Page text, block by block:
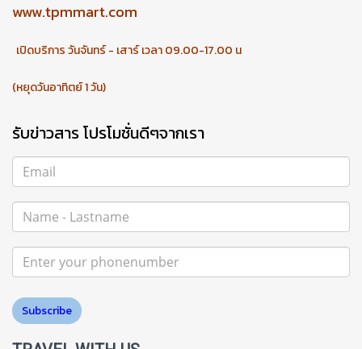
www.tpmmart.com
เปิดบริการ วันจันทร์ - เสาร์ เวลา 09.00-17.00 น
(หยุดวันอาทิตย์ 1 วัน)
รับข่าวสาร โปรโมชั่นดีๆจากเรา
Subscribe